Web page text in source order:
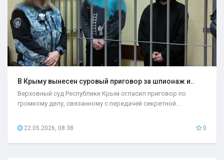
В Крыму вынесен суровый приговор за шпионаж и..
Верховный суд Республики Крым огласил приговор по
громкому делу, связанному с передачей секретной...
22.05.2026, 08:38 0